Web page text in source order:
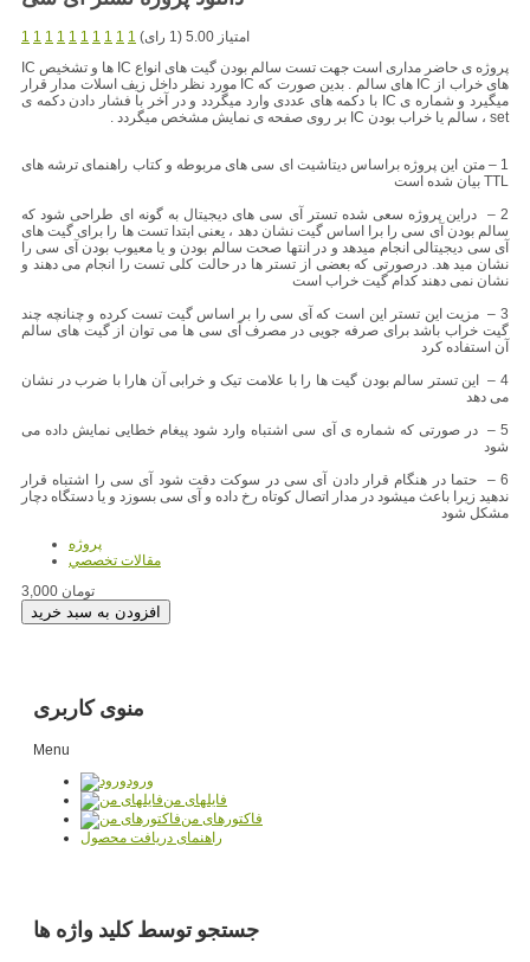
1 1 1 1 1 1 1 1 1 1
امتیاز 5.00 (1 رای)
پروژه ی حاضر مداری است جهت تست سالم بودن گیت های انواع IC ها و تشخیص IC
های خراب از IC های سالم . بدین صورت که IC مورد نظر داخل زیف اسلات مدار قرار
میگیرد و شماره ی IC با دکمه های عددی وارد میگردد و در آخر با فشار دادن دکمه ی
set ، سالم یا خراب بودن IC بر روی صفحه ی نمایش مشخص میگردد .
1 – متن این پروژه براساس دیتاشیت ای سی های مربوطه و کتاب راهنمای ترشه های
TTL بیان شده است
2 – دراین پروژه سعی شده تستر آی سی های دیجیتال به گونه ای طراحی شود که
سالم بودن آی سی را برا اساس گیت نشان دهد ، یعنی ابتدا تست ها را برای گیت های
آی سی دیجیتالی انجام میدهد و در انتها صحت سالم بودن و یا معیوب بودن آی سی را
نشان مید هد. درصورتی که بعضی از تستر ها در حالت کلی تست را انجام می دهند و
نشان نمی دهند کدام گیت خراب است
3 – مزیت این تستر این است که آی سی را بر اساس گیت تست کرده و چنانچه چند
گیت خراب باشد برای صرفه جویی در مصرف آی سی ها می توان از گیت های سالم
آن استفاده کرد
4 – این تستر سالم بودن گیت ها را با علامت تیک و خرابی آن هارا با ضرب در نشان
می دهد
5 – در صورتی که شماره ی آی سی اشتباه وارد شود پیغام خطایی نمایش داده می
شود
6 – حتما در هنگام قرار دادن آی سی در سوکت دقت شود آی سی را اشتباه قرار
ندهید زیرا باعث میشود در مدار اتصال کوتاه رخ داده و آی سی بسوزد و یا دستگاه دچار
مشکل شود
پروژه
مقالات تخصصي
3,000 تومان
منوی کاربری
Menu
ورود
فایلهای من
فاکتورهای من
راهنمای دریافت محصول
جستجو توسط کلید واژه ها